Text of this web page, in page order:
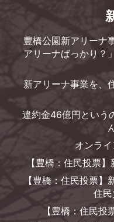
豊橋公園新アリーナ
アリーナばっかり？
新アリーナ事業を、
違約金46億円という
オンラ
【豊橋：住民投票
【豊橋：住民投票
住民
【豊橋：住民